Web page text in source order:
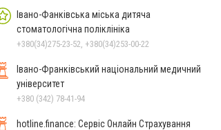
Івано-Фанківська міська дитяча
стоматологічна поліклініка
+380(34)275-23-52, +380(34)253-00-22
Івано-Франківський національний медичний
університет
+380 (342) 78-41-94
hotline.finance: Сервіс Онлайн Страхування